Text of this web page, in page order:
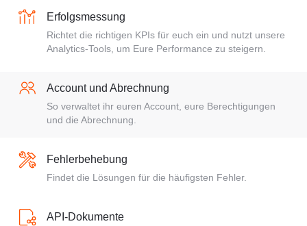
Erfolgsmessung
Richtet die richtigen KPIs für euch ein und nutzt unsere
Analytics-Tools, um Eure Performance zu steigern.
Account und Abrechnung
So verwaltet ihr euren Account, eure Berechtigungen
und die Abrechnung.
Fehlerbehebung
Findet die Lösungen für die häufigsten Fehler.
API-Dokumente